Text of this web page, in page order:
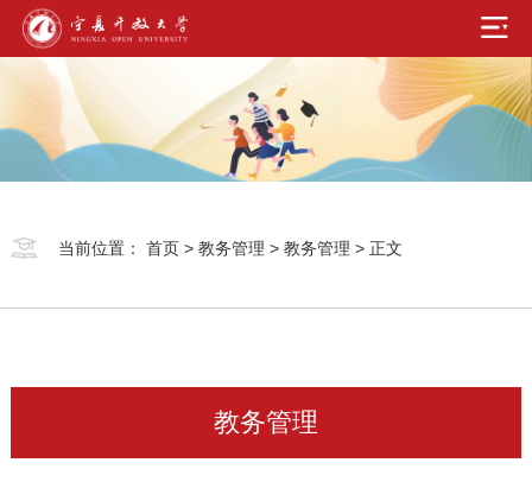
当前位置： 首页> 教务管理 > 教务管理 > 正文
教务管理